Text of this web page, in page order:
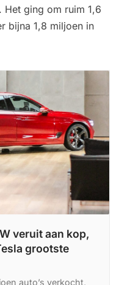
ging om ruim 1,6
bijna 1,8 miljoen in
veruit aan kop,
grootste
auto’s verkocht,